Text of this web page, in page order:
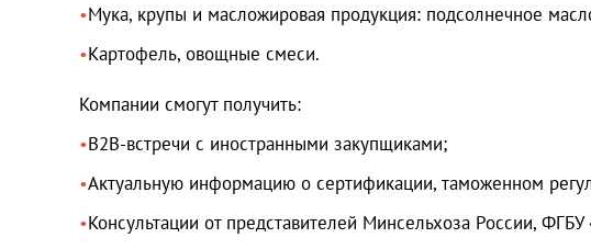
Мука, крупы и масложировая продукция: подсолнечное
Картофель, овощные смеси.
Компании смогут получить:
B2B-встречи с иностранными закупщиками;
Актуальную информацию о сертификации, таможенном
Консультации от представителей Минсельхоза России,